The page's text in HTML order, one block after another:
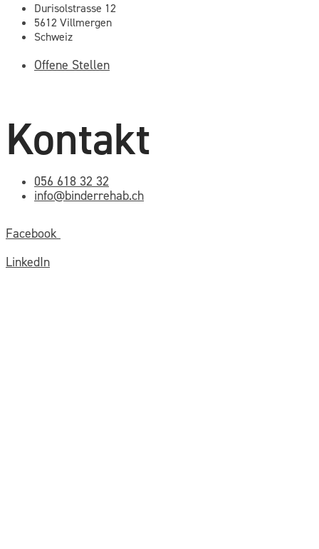
Durisolstrasse 12
5612 Villmergen
Schweiz
Offene Stellen
Kontakt
056 618 32 32
info@binderrehab.ch
Facebook
LinkedIn